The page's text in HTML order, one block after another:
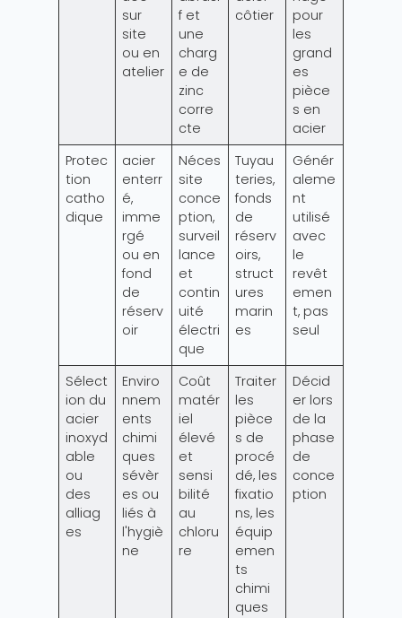
sur
site
ou en
atelier
f et
une
charg
e de
zinc
corre
cte
côtier
pour
les
grand
es
pièce
s en
acier
Protec
tion
catho
dique
acier
enterr
é,
imme
rgé
ou en
fond
de
réserv
oir
Néces
site
conce
ption,
surveil
lance
et
contin
uité
électri
que
Tuyau
teries,
fonds
de
réserv
oirs,
struct
ures
marin
es
Génér
aleme
nt
utilisé
avec
le
revêt
emen
t, pas
seul
Sélect
ion du
acier
inoxyd
able
ou
des
alliag
es
Enviro
nnem
ents
chimi
ques
sévèr
es ou
liés à
l'hygiè
ne
Coût
matér
iel
élevé
et
sensi
bilité
au
chloru
re
Traiter
les
pièce
s de
procé
dé, les
fixatio
ns, les
équip
emen
ts
chimi
ques
Décid
er lors
de la
phase
de
conce
ption